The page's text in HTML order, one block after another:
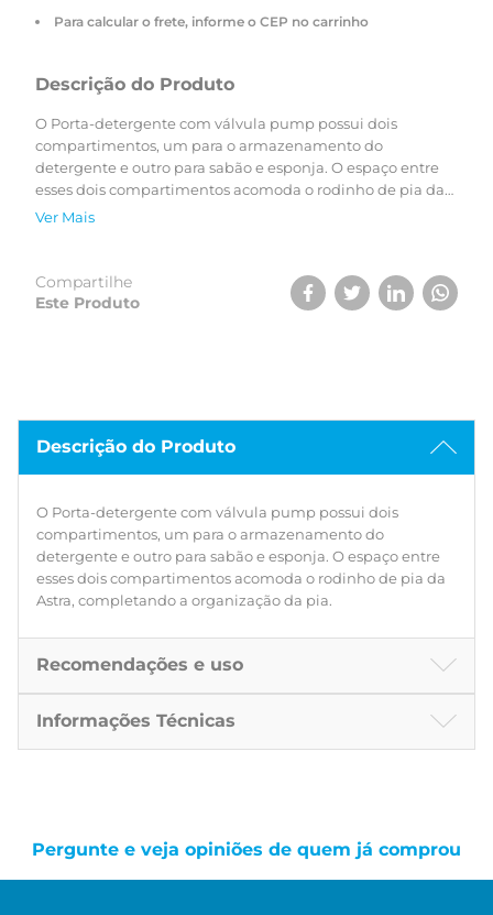
Para calcular o frete, informe o CEP no carrinho
Descrição do Produto
O Porta-detergente com válvula pump possui dois
compartimentos, um para o armazenamento do
detergente e outro para sabão e esponja. O espaço entre
esses dois compartimentos acomoda o rodinho de pia da
Astra, completando a organização da pia.
Ver Mais
Compartilhe
Este Produto
Descrição do Produto
O Porta-detergente com válvula pump possui dois
compartimentos, um para o armazenamento do
detergente e outro para sabão e esponja. O espaço entre
esses dois compartimentos acomoda o rodinho de pia da
Astra, completando a organização da pia.
Recomendações e uso
Informações Técnicas
Pergunte e veja opiniões de quem já comprou